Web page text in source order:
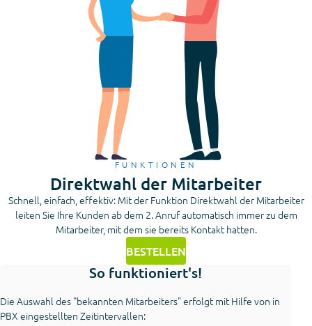
FUNKTIONEN
Direktwahl der Mitarbeiter
Schnell, einfach, effektiv: Mit der Funktion Direktwahl der Mitarbeiter
leiten Sie Ihre Kunden ab dem 2. Anruf automatisch immer zu dem
Mitarbeiter, mit dem sie bereits Kontakt hatten.
BESTELLEN
So funktioniert's!
Die Auswahl des "bekannten Mitarbeiters" erfolgt mit Hilfe von in
PBX eingestellten Zeitintervallen: